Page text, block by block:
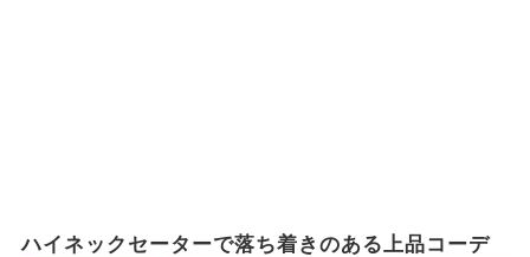
ハイネックセーターで落ち着きのある上品コーデ